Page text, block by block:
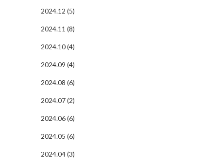
2024.12 (5)
2024.11 (8)
2024.10 (4)
2024.09 (4)
2024.08 (6)
2024.07 (2)
2024.06 (6)
2024.05 (6)
2024.04 (3)